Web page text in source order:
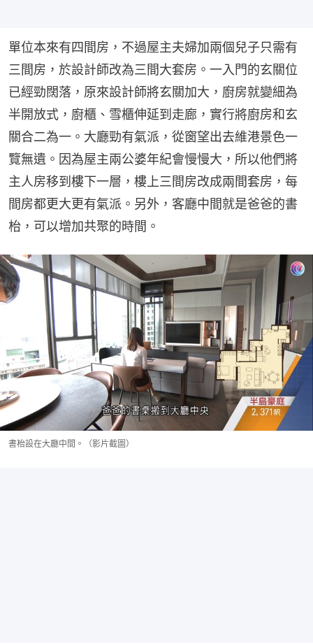
單位本來有四間房，不過屋主夫婦加兩個兒子只需有
三間房，於設計師改為三間大套房。一入門的玄關位
已經勁闊落，原來設計師將玄關加大，廚房就變細為
半開放式，廚櫃、雪櫃伸延到走廊，實行將廚房和玄
關合二為一。大廳勁有氣派，從窗望出去維港景色一
覽無遺。因為屋主兩公婆年紀會慢慢大，所以他們將
主人房移到樓下一層，樓上三間房改成兩間套房，每
間房都更大更有氣派。另外，客廳中間就是爸爸的書
枱，可以增加共聚的時間。
書枱設在大廳中間。（影片截圖）